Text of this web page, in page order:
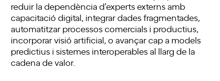
reduir la dependència d’experts externs amb
capacitació digital, integrar dades fragmentades,
automatitzar processos comercials i productius,
incorporar visió artificial, o avançar cap a models
predictius i sistemes interoperables al llarg de la
cadena de valor.